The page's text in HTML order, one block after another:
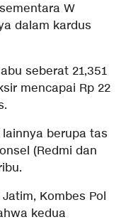
W
dalam kardus
seberat 21,351
mencapai Rp 22
berupa tas
(Redmi dan
Kombes Pol
kedua